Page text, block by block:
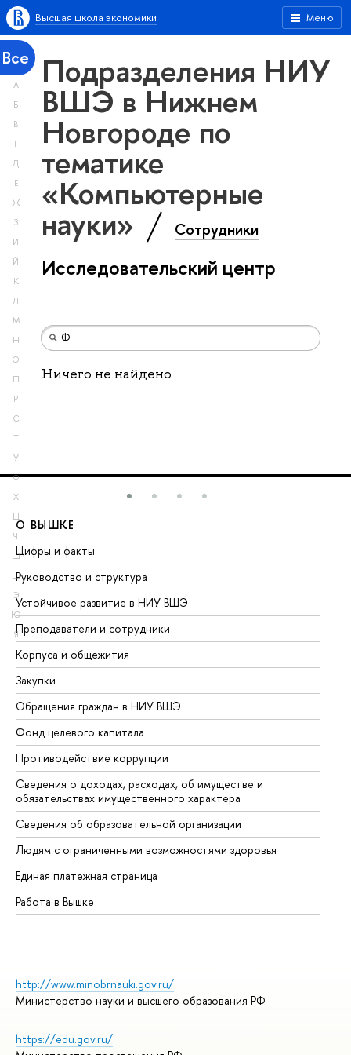
Меню
Высшая школа экономики
Все
А
Б
В
Г
Д
Е
Ж
З
И
Й
К
Л
М
Н
О
П
Р
С
Т
У
Ф
Х
Ц
Ч
Ш
Щ
Э
Ю
Я
Подразделения НИУ
ВШЭ в Нижнем
Новгороде по
тематике
«Компьютерные
науки» Сотрудники
Исследовательский центр
Ничего не найдено
О ВЫШКЕ
Цифры и факты
Руководство и структура
Устойчивое развитие в НИУ ВШЭ
Преподаватели и сотрудники
Корпуса и общежития
Закупки
Обращения граждан в НИУ ВШЭ
Фонд целевого капитала
Противодействие коррупции
Сведения о доходах, расходах, об имуществе и
обязательствах имущественного характера
Сведения об образовательной организации
Людям с ограниченными возможностями здоровья
Единая платежная страница
Работа в Вышке
http://www.minobrnauki.gov.ru/
Министерство науки и высшего образования РФ
https://edu.gov.ru/